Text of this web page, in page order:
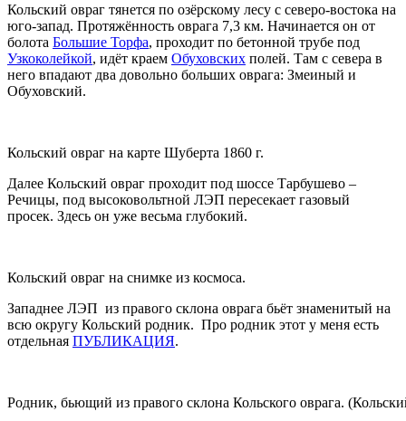
Кольский овраг тянется по озёрскому лесу с северо-востока на
юго-запад. Протяжённость оврага 7,3 км. Начинается он от
болота Большие Торфа, проходит по бетонной трубе под
Узкоколейкой, идёт краем Обуховских полей. Там с севера в
него впадают два довольно больших оврага: Змеиный и
Обуховский.
Кольский овраг на карте Шуберта 1860 г.
Далее Кольский овраг проходит под шоссе Тарбушево –
Речицы, под высоковольтной ЛЭП пересекает газовый
просек. Здесь он уже весьма глубокий.
Кольский овраг на снимке из космоса.
Западнее ЛЭП из правого склона оврага бьёт знаменитый на
всю округу Кольский родник. Про родник этот у меня есть
отдельная ПУБЛИКАЦИЯ.
Родник, бьющий из правого склона Кольского оврага.